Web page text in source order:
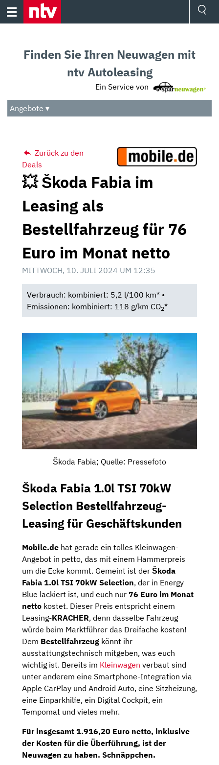
Skip
Audio
Das Beste
Finden Sie Ihren Neuwagen mit
ntv Autoleasing
Ein Service von
Angebote ▾
Zurück zu den
Deals
💥 Škoda Fabia im
Leasing als
Bestellfahrzeug für 76
Euro im Monat netto
MITTWOCH, 10. JULI 2024 UM 12:35
Verbrauch: kombiniert: 5,2 l/100 km* •
Emissionen: kombiniert: 118 g/km CO2*
Škoda Fabia; Quelle: Pressefoto
Škoda Fabia 1.0l TSI 70kW
Selection Bestellfahrzeug-
Leasing für Geschäftskunden
Mobile.de hat gerade ein tolles Kleinwagen-
Angebot in petto, das mit einem Hammerpreis
um die Ecke kommt. Gemeint ist der Škoda
Fabia 1.0l TSI 70kW Selection, der in Energy
Blue lackiert ist, und euch nur 76 Euro im Monat
netto kostet. Dieser Preis entspricht einem
Leasing-KRACHER, denn dasselbe Fahrzeug
würde beim Marktführer das Dreifache kosten!
Dem Bestellfahrzeug könnt ihr
ausstattungstechnisch mitgeben, was euch
wichtig ist. Bereits im Kleinwagen verbaut sind
unter anderem eine Smartphone-Integration via
Apple CarPlay und Android Auto, eine Sitzheizung,
eine Einparkhilfe, ein Digital Cockpit, ein
Tempomat und vieles mehr.
Für insgesamt 1.916,20 Euro netto, inklusive
der Kosten für die Überführung, ist der
Neuwagen zu haben. Schnäppchen.